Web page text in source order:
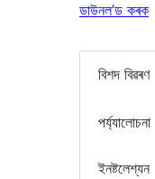
ডাউনল’ড কৰক
বিশদ বিৱৰণ
পৰ্য্যালোচনা
ইনষ্টলেশ্যন